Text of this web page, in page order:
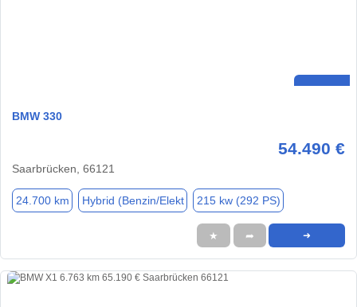
BMW 330
54.490 €
Saarbrücken, 66121
24.700 km Hybrid (Benzin/Elekt 215 kw (292 PS)
★ ➦ ➜